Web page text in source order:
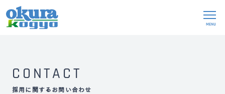
MENU
CONTACT
採用に関するお問い合わせ